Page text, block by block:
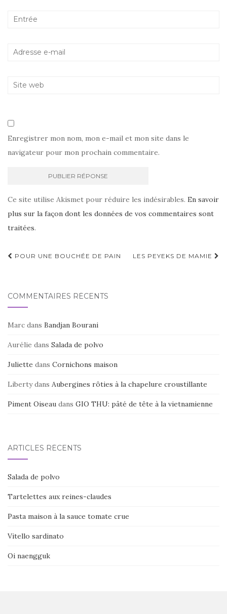
Enregistrer mon nom, mon e-mail et mon site dans le
navigateur pour mon prochain commentaire.
Ce site utilise Akismet pour réduire les indésirables. En savoir
plus sur la façon dont les données de vos commentaires sont
traitées.
Navigation
POUR UNE BOUCHÉE DE PAIN LES PEYEKS DE MAMIE
COMMENTAIRES RÉCENTS
Marc dans Bandjan Bourani
Aurélie dans Salada de polvo
Juliette dans Cornichons maison
Libertydans Aubergines rôties à la chapelure croustillante
Piment Oiseau dans GIO THU: pâté de tête à la vietnamienne
ARTICLES RÉCENTS
Salada de polvo
Tartelettes aux reines-claudes
Pasta maison à la sauce tomate crue
Vitello sardinato
Oi naengguk